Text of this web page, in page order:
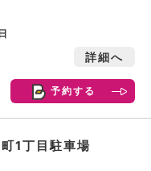
詳細へ
予約する
1丁目駐車場